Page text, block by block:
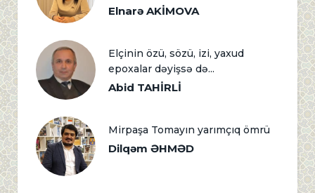
Elnarə AKİMOVA
Elçinin özü, sözü, izi, yaxud
epoxalar dəyişsə də...
Abid TAHİRLİ
Mirpaşa Tomayın yarımçıq ömrü
Dilqəm ƏHMƏD